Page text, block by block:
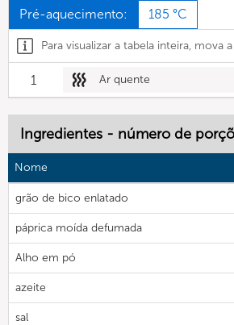
Pré-aquecimento: 185 °C
Para visualizar a tabela inteira, mova
1 Ar quente
Ingredientes - número de
Nome
grão de bico enlatado
páprica moída defumada
Alho em pó
azeite
sal